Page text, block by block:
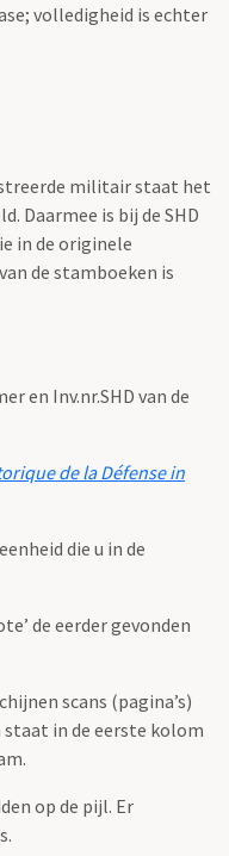
volledigheid is echter
militair staat het
Daarmee is bij de SHD
in de originele
de stamboeken is
en Inv.nr.SHD van de
de la Défense in
die u in de
de eerder gevonden
scans (pagina’s)
staat in de eerste kolom
op de pijl. Er